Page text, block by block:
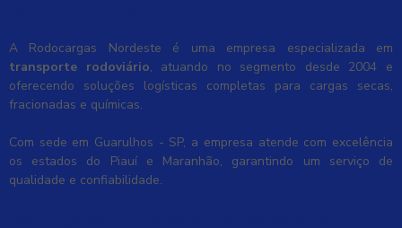
A Rodocargas Nordeste é uma empresa especializada em
transporte rodoviário, atuando no segmento desde 2004 e
oferecendo soluções logísticas completas para cargas secas,
fracionadas e químicas.
Com sede em Guarulhos - SP, a empresa atende com excelência
os estados do Piauí e Maranhão, garantindo um serviço de
qualidade e confiabilidade.